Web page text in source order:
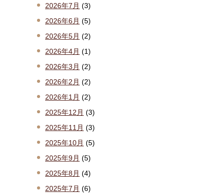
2026年7月 (3)
2026年6月 (5)
2026年5月 (2)
2026年4月 (1)
2026年3月 (2)
2026年2月 (2)
2026年1月 (2)
2025年12月 (3)
2025年11月 (3)
2025年10月 (5)
2025年9月 (5)
2025年8月 (4)
2025年7月 (6)